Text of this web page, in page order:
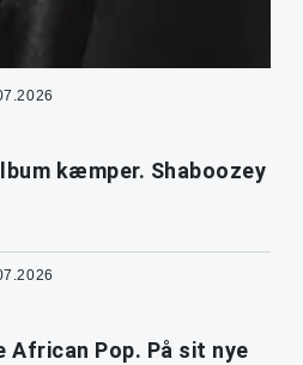
kæmper. Shaboozey
African Pop. På sit nye